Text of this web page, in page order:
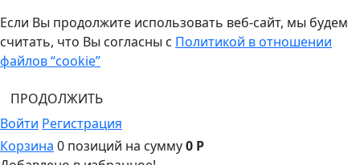
Если Вы продолжите использовать веб-сайт, мы будем
считать, что Вы согласны с Политикой в отношении
файлов “cookie”
ПРОДОЛЖИТЬ
Войти Регистрация
Корзина 0 позиций на сумму0 Р